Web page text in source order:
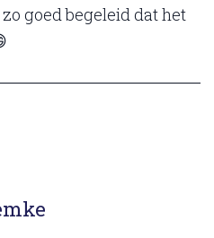
goed begeleid dat het